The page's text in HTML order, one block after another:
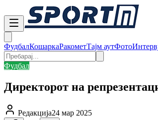
ФудбалКошаркаРакометТајм аутФото
Фудбал
Директорот на
Редакција24 мар 2025